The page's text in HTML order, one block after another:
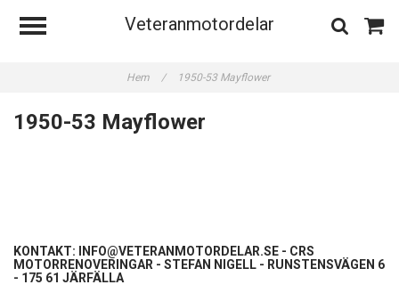
Veteranmotordelar
Hem / 1950-53 Mayflower
1950-53 Mayflower
KONTAKT: INFO@VETERANMOTORDELAR.SE - CRS
MOTORRENOVERINGAR - STEFAN NIGELL - RUNSTENSVÄGEN 6
- 175 61 JÄRFÄLLA